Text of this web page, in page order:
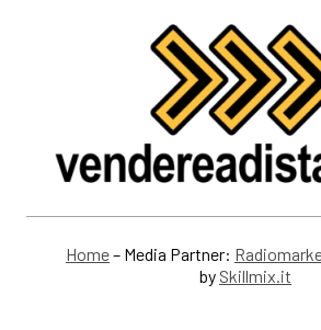
Home– Media Partner:
by Skillmix.it